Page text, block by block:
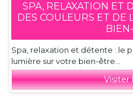
SPA, RELAXATION ET
DES COULEURS ET DE
Spa, relaxation et détente : le
lumière sur votre bien-être...
Visiter